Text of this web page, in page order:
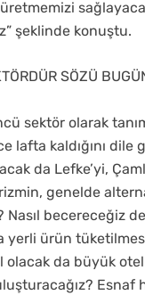
şeklinde konuştu.
SÖZÜ
sektör olarak
lafta kaldığını dile
da Lefke’yi,
genelde
Nasıl becereceğiz
yerli ürün
olacak da büyük
Esnaf